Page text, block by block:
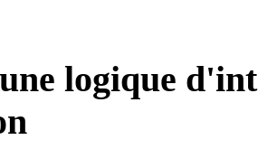
logique